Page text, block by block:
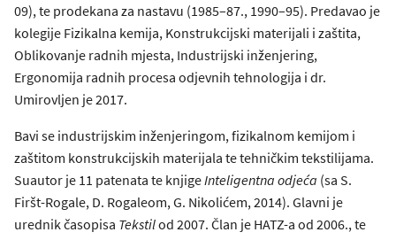
09), te prodekana za nastavu (1985–87., 1990–95). Predavao je
kolegije Fizikalna kemija, Konstrukcijski materijali i zaštita,
Oblikovanje radnih mjesta, Industrijski inženjering,
Ergonomija radnih procesa odjevnih tehnologija i dr.
Umirovljen je 2017.
Bavi se industrijskim inženjeringom, fizikalnom kemijom i
zaštitom konstrukcijskih materijala te tehničkim tekstilijama.
Suautor je 11 patenata te knjigeInteligentna odjeća (sa S.
Firšt-Rogale, D. Rogaleom, G. Nikolićem, 2014). Glavni je
urednik časopisa Tekstilod 2007. Član je HATZ-a od 2006., te